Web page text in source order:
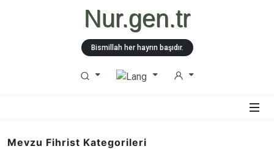
Nur.gen.tr
Bismillah her hayrın başıdır.
Mevzu Fihrist Kategorileri